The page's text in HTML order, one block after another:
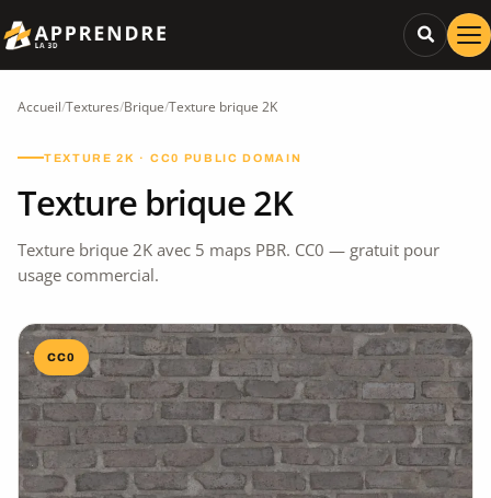
Accueil/Textures/Brique/Texture brique 2K
TEXTURE 2K · CC0 PUBLIC DOMAIN
Texture brique 2K
Texture brique 2K avec 5 maps PBR. CC0 — gratuit pour
usage commercial.
CC0